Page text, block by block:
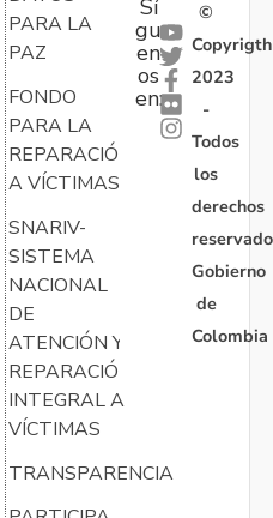
PARA LA
PAZ
FONDO
PARA LA
REPARACIÓN
A VÍCTIMAS
SNARIV-
SISTEMA
NACIONAL
DE
ATENCIÓN Y
REPARACIÓN
INTEGRAL A
VÍCTIMAS
TRANSPARENCIA
Sí
gu
en
os
en:
©
Copyrigth
2023
-
Todos
los
derechos
Gobierno
de
Colombia